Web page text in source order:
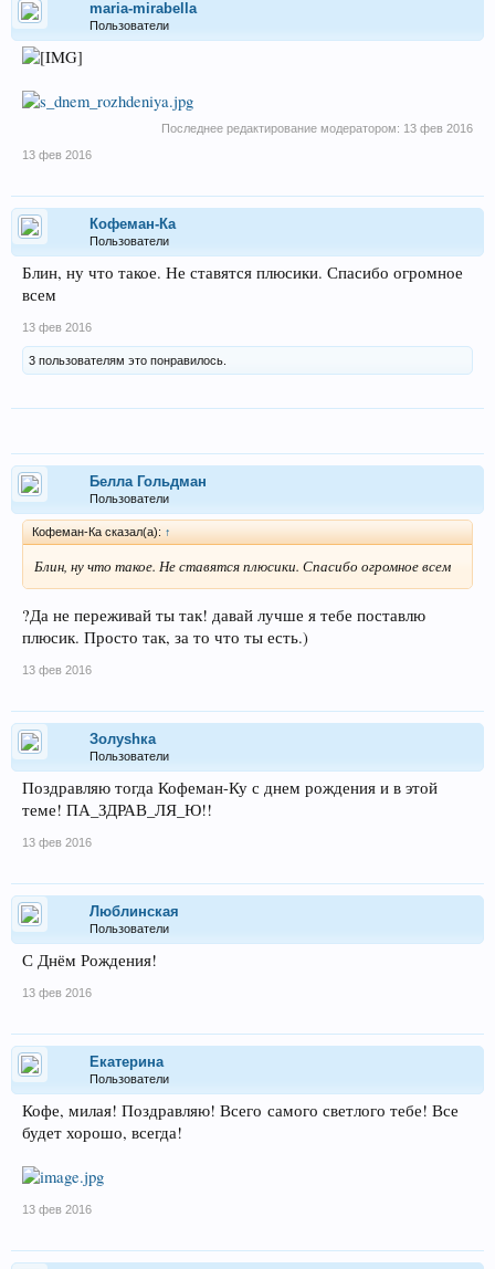
maria-mirabella
Пользователи
Последнее редактирование модератором: 13 фев 2016
13 фев 2016
Кофеман-Ка
Пользователи
Блин, ну что такое. Не ставятся плюсики. Спасибо огромное
всем
13 фев 2016
3 пользователям это понравилось.
Беллa Гольдман
Пользователи
Кофеман-Ка сказал(а): ↑
Блин, ну что такое. Не ставятся плюсики. Спасибо огромное всем
?Да не переживай ты так! давай лучше я тебе поставлю
плюсик. Просто так, за то что ты есть.)
13 фев 2016
Золуshка
Пользователи
Поздравляю тогда Кофеман-Ку с днем рождения и в этой
теме! ПА_ЗДРАВ_ЛЯ_Ю!!
13 фев 2016
Люблинcкая
Пользователи
С Днём Рождения!
13 фев 2016
Екатерина
Пользователи
Кофе, милая! Поздравляю! Всего самого светлого тебе! Все
будет хорошо, всегда!
13 фев 2016